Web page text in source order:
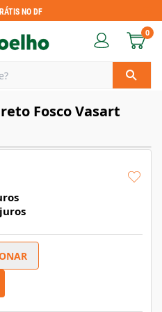
NO DF
0
Fosco Vasart